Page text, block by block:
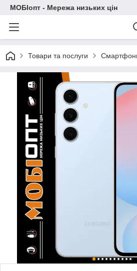
МОБІопт - Мережа низьких цін
Товари та послуги